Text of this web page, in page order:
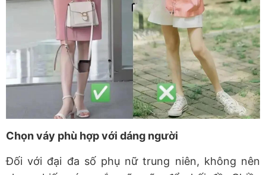
Chọn váy phù hợp với dáng người
Đối với đại đa số phụ nữ trung niên, không nên